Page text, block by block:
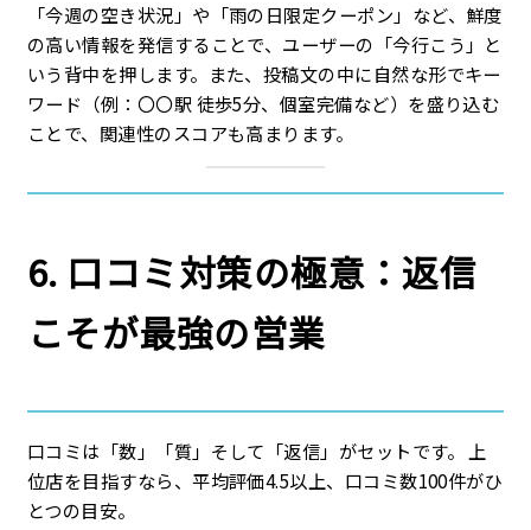
「今週の空き状況」や「雨の日限定クーポン」など、鮮度
の高い情報を発信することで、ユーザーの「今行こう」と
いう背中を押します。また、投稿文の中に自然な形でキー
ワード（例：〇〇駅 徒歩5分、個室完備など）を盛り込む
ことで、関連性のスコアも高まります。
6. 口コミ対策の極意：返信
こそが最強の営業
口コミは「数」「質」そして「返信」がセットです。 上
位店を目指すなら、平均評価4.5以上、口コミ数100件がひ
とつの目安。